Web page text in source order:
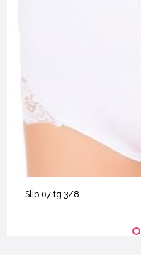
Slip 07 tg.3/8